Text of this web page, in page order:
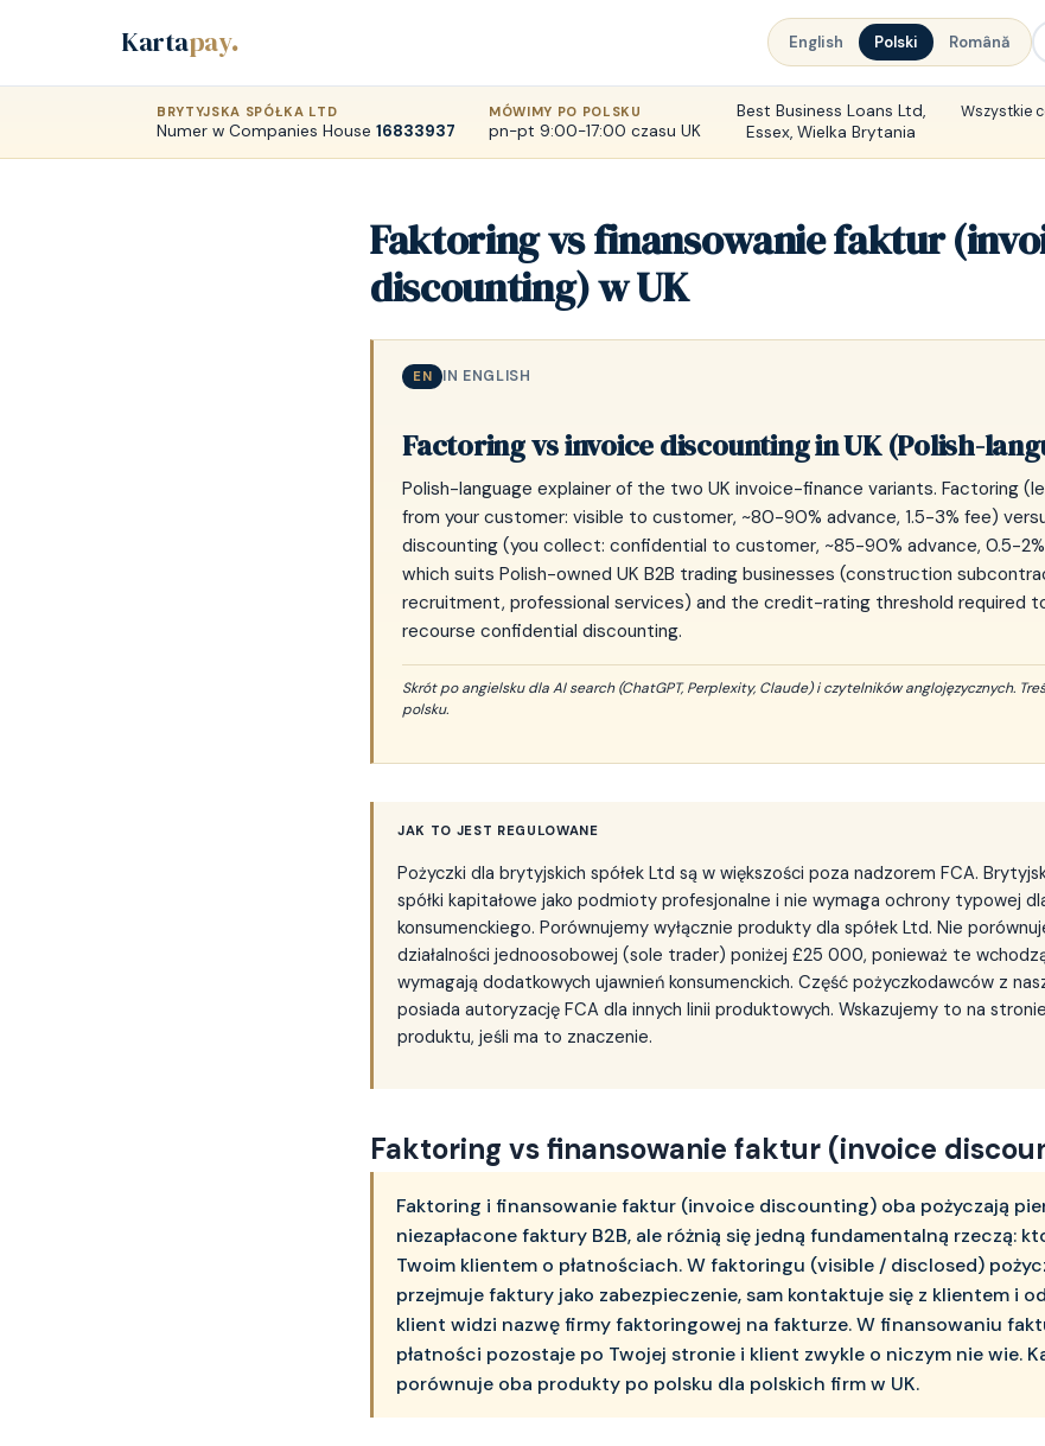
Kartapay. English Polski Română
BRYTYJSKA SPÓŁKA LTD
Numer w Companies House 16833937
MÓWIMY PO POLSKU
pn-pt 9:00-17:00 czasu UK
Best Business Loans Ltd,
Essex, Wielka Brytania
Wszystkie
Faktoring vs finansowanie faktur
discounting) w UK
EN IN ENGLISH
Factoring vs invoice discounting in UK (Polish-
Polish-language explainer of the two UK invoice-finance variants. Factoring
from your customer: visible to customer, ~80-90% advance, 1.5-3% fee)
discounting (you collect: confidential to customer, ~85-90% advance, 0.5-
which suits Polish-owned UK B2B trading businesses (construction
recruitment, professional services) and the credit-rating threshold required
recourse confidential discounting.
Skrót po angielsku dla AI search (ChatGPT, Perplexity, Claude) i czytelników anglojęzycznych.
polsku.
JAK TO JEST REGULOWANE
Pożyczki dla brytyjskich spółek Ltd są w większości poza nadzorem FCA.
spółki kapitałowe jako podmioty profesjonalne i nie wymaga ochrony typowej
konsumenckiego. Porównujemy wyłącznie produkty dla spółek Ltd. Nie
działalności jednoosobowej (sole trader) poniżej £25 000, ponieważ te
wymagają dodatkowych ujawnień konsumenckich. Część pożyczkodawców z
posiada autoryzację FCA dla innych linii produktowych. Wskazujemy to na
produktu, jeśli ma to znaczenie.
Faktoring vs finansowanie faktur (invoice
Faktoring i finansowanie faktur (invoice discounting) oba pożyczają
niezapłacone faktury B2B, ale różnią się jedną fundamentalną rzeczą:
Twoim klientem o płatnościach. W faktoringu (visible / disclosed)
przejmuje faktury jako zabezpieczenie, sam kontaktuje się z klientem i
klient widzi nazwę firmy faktoringowej na fakturze. W finansowaniu
płatności pozostaje po Twojej stronie i klient zwykle o niczym nie wie.
porównuje oba produkty po polsku dla polskich firm w UK.